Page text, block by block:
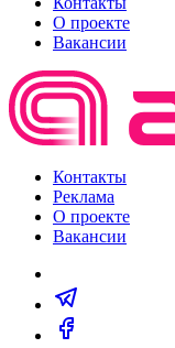
О проекте
Вакансии
Контакты
Реклама
О проекте
Вакансии